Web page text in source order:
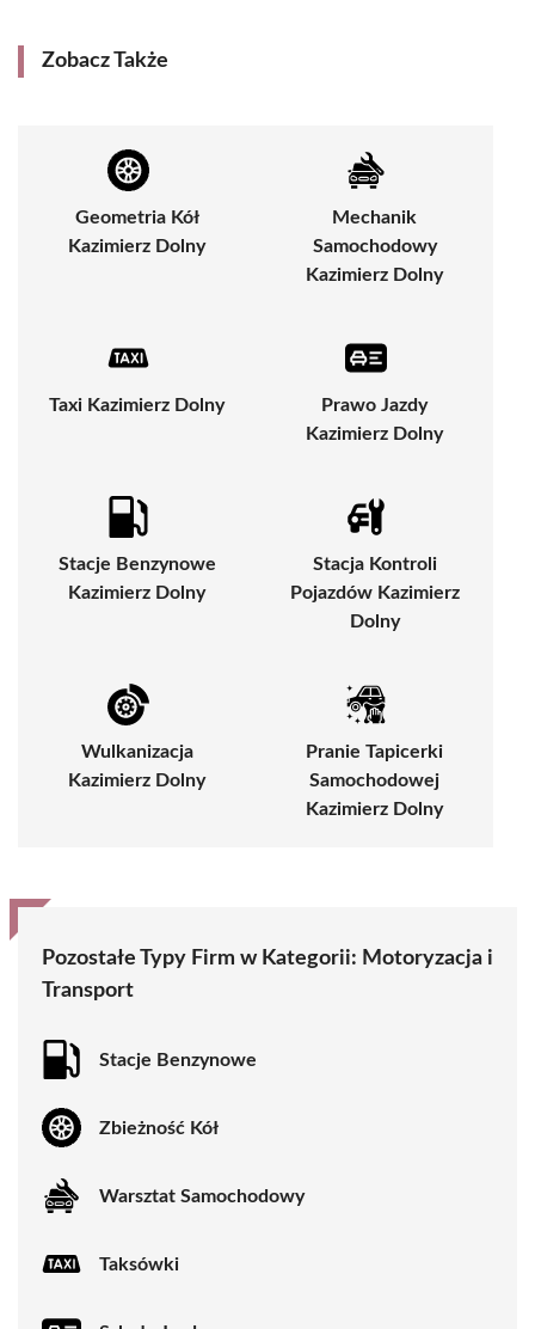
Zobacz Także
Geometria Kół
Kazimierz Dolny
Mechanik
Samochodowy
Kazimierz Dolny
Taxi Kazimierz Dolny
Prawo Jazdy
Kazimierz Dolny
Stacje Benzynowe
Kazimierz Dolny
Stacja Kontroli
Pojazdów Kazimierz
Dolny
Wulkanizacja
Kazimierz Dolny
Pranie Tapicerki
Samochodowej
Kazimierz Dolny
Pozostałe Typy Firm w Kategorii: Motoryzacja i
Transport
Stacje Benzynowe
Zbieżność Kół
Warsztat Samochodowy
Taksówki